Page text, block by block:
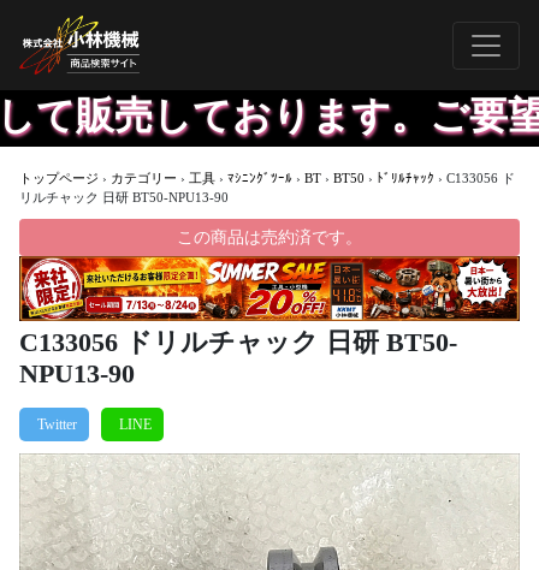
しております。ご要望に
トップページ › カテゴリー › 工具 › ﾏｼﾆﾝｸﾞﾂｰﾙ › BT › BT50 › ﾄﾞﾘﾙﾁｬｯｸ › C133056 ド
リルチャック 日研 BT50-NPU13-90
この商品は売約済です。
C133056 ドリルチャック 日研 BT50-
NPU13-90